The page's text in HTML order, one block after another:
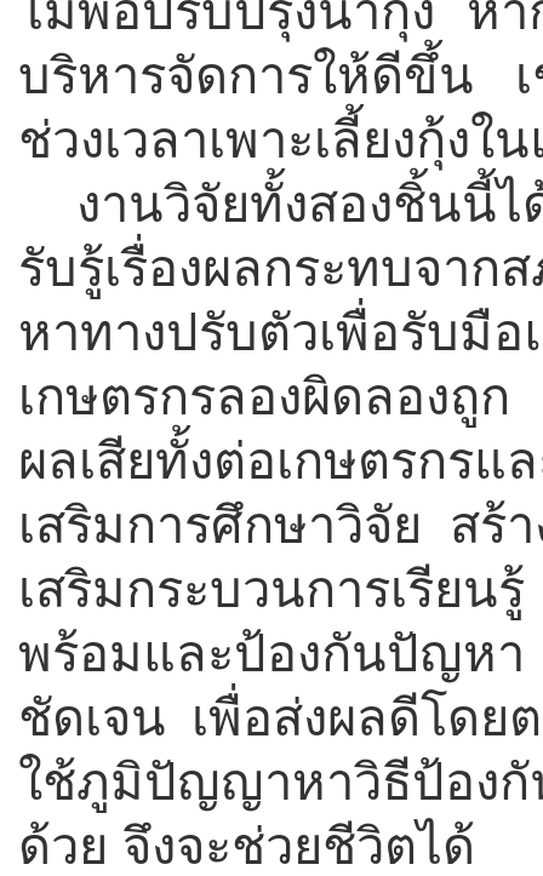
บริหารจัดการให้ดีขึ้น
ช่วงเวลาเพาะเลี้ยงกุ้งใ
งานวิจัยทั้งสองชิ้นนี้
รับรู้เรื่องผลกระทบจา
หาทางปรับตัวเพื่อรับมื
เกษตรกรลองผิดลองถู
ผลเสียทั้งต่อเกษตรก
เสริมการศึกษาวิจัย ส
เสริมกระบวนการเรียน
พร้อมและป้องกันปัญห
ชัดเจน เพื่อส่งผลดีโดย
ใช้ภูมิปัญญาหาวิธีป้องกั
ด้วย จึงจะช่วยชีวิตได้